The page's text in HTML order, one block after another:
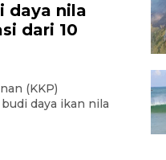
daya nila
dari 10
(KKP)
daya ikan nila